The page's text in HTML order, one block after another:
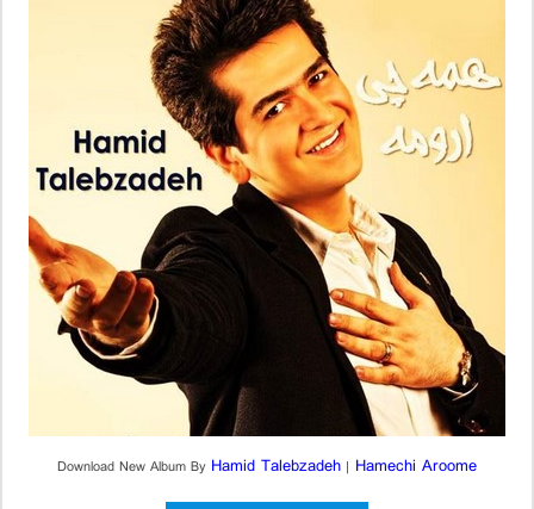
Download New Album By Hamid Talebzadeh | Hamechi Aroome